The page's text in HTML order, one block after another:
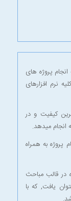
پروژه های
نرم افزارهای
کیفیت و در
میدهد.
پروژه به همراه
در قالب مباحث
یافت, که با